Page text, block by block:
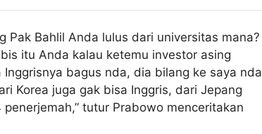
Pak Bahlil Anda lulus dari universitas mana?
itu Anda kalau ketemu investor asing
bagus nda, dia bilang ke saya nda
Korea juga gak bisa Inggris, dari Jepang
tutur Prabowo menceritakan